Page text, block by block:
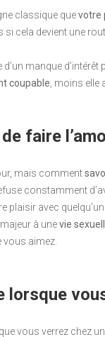
classique quevotre
si cela devient une
d’un manque
coupable , moins
faire
mais comment
constamment
plaisir avec quelqu’un
à unevie
vous aimez.
lorsque
vous verrez chez